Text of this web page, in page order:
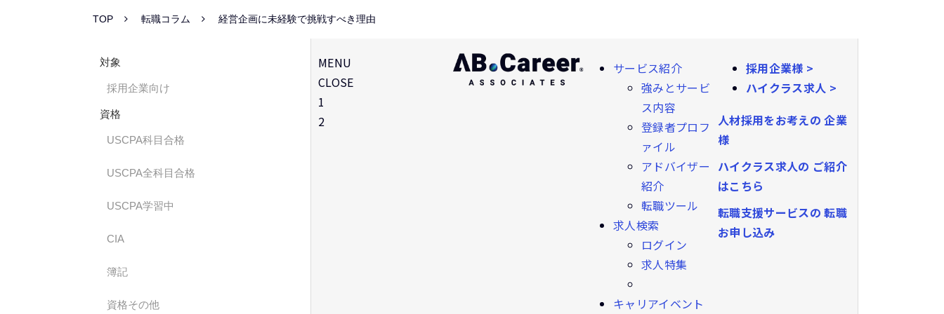
TOP 転職コラム 経営企画に未経験で挑戦すべき理由
対象
採用企業向け
資格
USCPA科目合格
USCPA全科目合格
USCPA学習中
CIA
簿記
資格その他
MENU
CLOSE
1
2
サービス紹介
強みとサービ
ス内容
登録者プロフ
ァイル
アドバイザー
紹介
転職ツール
求人検索
ログイン
求人特集
キャリアイベント
採用企業様 >
ハイクラス求人 >
人材採用をお考えの 企業
様
ハイクラス求人の ご紹介
はこちら
転職支援サービスの 転職
お申し込み